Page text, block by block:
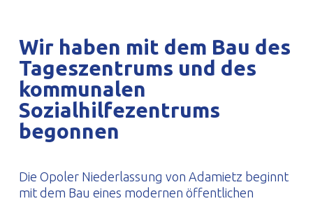
Wir haben mit dem Bau des
Tageszentrums und des
kommunalen
Sozialhilfezentrums
begonnen
Die Opoler Niederlassung von Adamietz beginnt
mit dem Bau eines modernen öffentlichen